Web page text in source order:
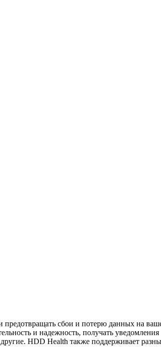
предотвращать сбои и потерю данных на
и надежность, получать
HDD Health также поддерживает